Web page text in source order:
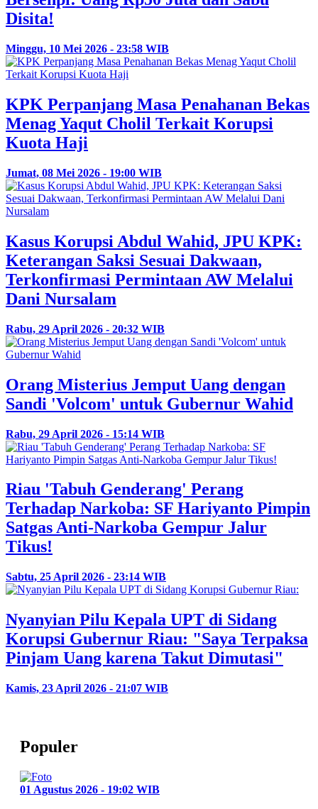
Disita!
Minggu, 10 Mei 2026 - 23:58 WIB
KPK Perpanjang Masa Penahanan Bekas
Menag Yaqut Cholil Terkait Korupsi
Kuota Haji
Jumat, 08 Mei 2026 - 19:00 WIB
Kasus Korupsi Abdul Wahid, JPU KPK:
Keterangan Saksi Sesuai Dakwaan,
Terkonfirmasi Permintaan AW Melalui
Dani Nursalam
Rabu, 29 April 2026 - 20:32 WIB
Orang Misterius Jemput Uang dengan
Sandi 'Volcom' untuk Gubernur Wahid
Rabu, 29 April 2026 - 15:14 WIB
Riau 'Tabuh Genderang' Perang
Terhadap Narkoba: SF Hariyanto Pimpin
Satgas Anti-Narkoba Gempur Jalur
Tikus!
Sabtu, 25 April 2026 - 23:14 WIB
Nyanyian Pilu Kepala UPT di Sidang
Korupsi Gubernur Riau: "Saya Terpaksa
Pinjam Uang karena Takut Dimutasi"
Kamis, 23 April 2026 - 21:07 WIB
Populer
01 Agustus 2026 - 19:02 WIB